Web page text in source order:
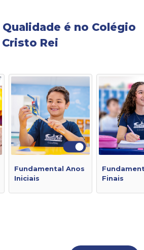
é no Colégio
Cristo Rei
Fundamental Anos
Iniciais
Finais